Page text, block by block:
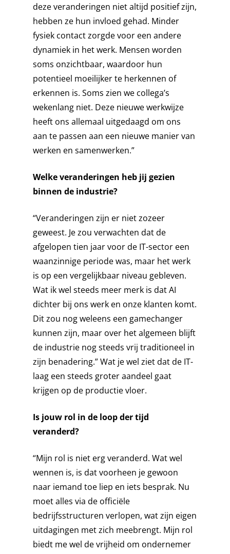
deze veranderingen niet altijd positief zijn,
hebben ze hun invloed gehad. Minder
fysiek contact zorgde voor een andere
dynamiek in het werk. Mensen worden
soms onzichtbaar, waardoor hun
potentieel moeilijker te herkennen of
erkennen is. Soms zien we collega’s
wekenlang niet. Deze nieuwe werkwijze
heeft ons allemaal uitgedaagd om ons
aan te passen aan een nieuwe manier van
werken en samenwerken.”
Welke veranderingen heb jij gezien
binnen de industrie?
“Veranderingen zijn er niet zozeer
geweest. Je zou verwachten dat de
afgelopen tien jaar voor de IT-sector een
waanzinnige periode was, maar het werk
is op een vergelijkbaar niveau gebleven.
Wat ik wel steeds meer merk is dat AI
dichter bij ons werk en onze klanten komt.
Dit zou nog weleens een gamechanger
kunnen zijn, maar over het algemeen blijft
de industrie nog steeds vrij traditioneel in
zijn benadering.” Wat je wel ziet dat de IT-
laag een steeds groter aandeel gaat
krijgen op de productie vloer.
Is jouw rol in de loop der tijd
veranderd?
“Mijn rol is niet erg veranderd. Wat wel
wennen is, is dat voorheen je gewoon
naar iemand toe liep en iets besprak. Nu
moet alles via de officiële
bedrijfsstructuren verlopen, wat zijn eigen
uitdagingen met zich meebrengt. Mijn rol
biedt me wel de vrijheid om ondernemer
HOME
MARKTEN
ENERGY
FINE CHEMICALS
FOOD & BEVERAGE
INFRASTRUCTURE
TANK TERMINALS
EXPERTISES
CONSULTANCY
CYBER SECURITY
ELECTRICAL
HOOG- EN
INFORMATION & DATA
TECHNOLOGY
INSTRUMENTATION
PROCESS
PROJECT
STORIES
CASES
NIEUWS
ONDERZOEK
OVER ICT DWG
KLANTEN
SIEMENS PARTNER
CONTACT
WERKEN BIJ ICT
SERVICEDESK